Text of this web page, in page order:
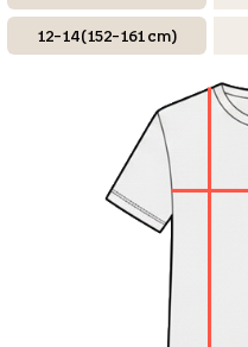
12–14 (152–161 cm)